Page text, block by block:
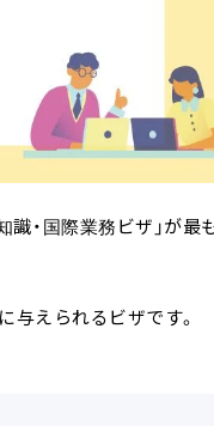
・国際業務ビザ」が最
与えられるビザです。